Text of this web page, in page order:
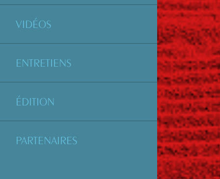
VIDÉOS
ENTRETIENS
ÉDITION
PARTENAIRES